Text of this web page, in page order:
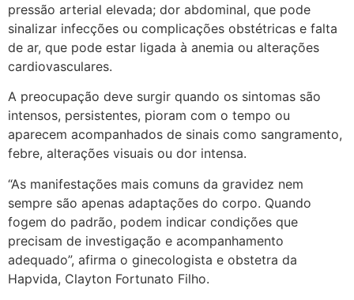
pressão arterial elevada; dor abdominal, que pode
sinalizar infecções ou complicações obstétricas e falta
de ar, que pode estar ligada à anemia ou alterações
cardiovasculares.
A preocupação deve surgir quando os sintomas são
intensos, persistentes, pioram com o tempo ou
aparecem acompanhados de sinais como sangramento,
febre, alterações visuais ou dor intensa.
“As manifestações mais comuns da gravidez nem
sempre são apenas adaptações do corpo. Quando
fogem do padrão, podem indicar condições que
precisam de investigação e acompanhamento
adequado”, afirma o ginecologista e obstetra da
Hapvida, Clayton Fortunato Filho.